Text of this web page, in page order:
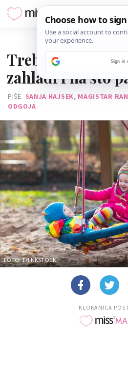
Treba li s djecom
zahladi i na što
PIŠE SANJA HAJSEK, MAGISTAR
ODGOJA
FOTO: THINKSTOCK
KLOKANICA
Sign in